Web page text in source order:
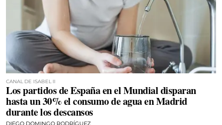
CANAL DE ISABEL II
Los partidos de España en el Mundial disparan
hasta un 30% el consumo de agua en Madrid
durante los descansos
DIEGO DOMINGO RODRÍGUEZ